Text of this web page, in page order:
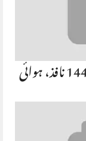
پشاور میں 14 اگست کے موقع پر دفعہ 144 نافذ، ہوائی